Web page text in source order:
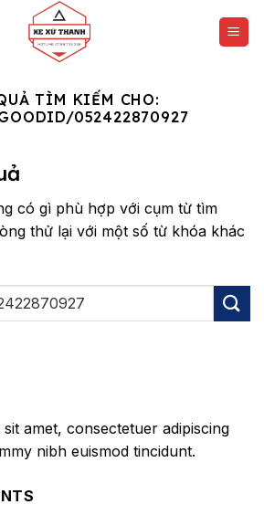
TÌM KIẾM CHO:
052422870927
có gì phù hợp với cụm từ tìm
thử lại với một số từ khóa khác
amet, consectetuer adipiscing
nibh euismod tincidunt.